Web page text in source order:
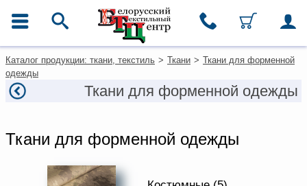
Контакты
Каталог
Ткани
Домашний текстиль
Текстиль для ресторанов и
Текстильная галантерея и
фурнитура
Для покупателей из
Москвы
+7 (495) 649-0-679
msk@beltextil.ru
Каталог продукции: ткани, текстиль > Ткани > Ткани для форменной
одежды
Ткани для форменной одежды
Ткани для форменной одежды